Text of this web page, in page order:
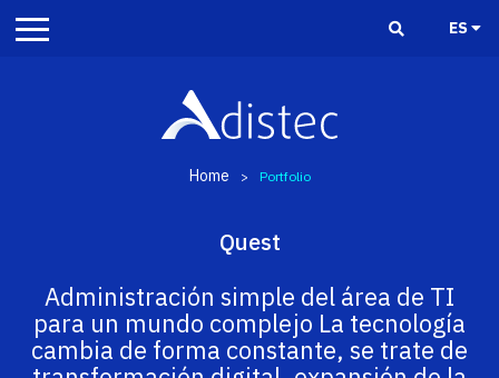
ES
Home > Portfolio
Quest
Administración simple del área de TI
para un mundo complejo La tecnología
cambia de forma constante, se trate de